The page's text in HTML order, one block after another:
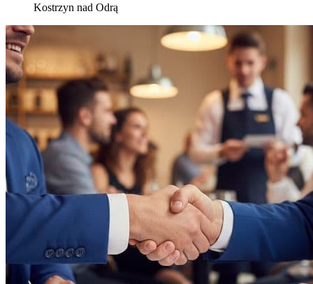
Kostrzyn nad Odrą